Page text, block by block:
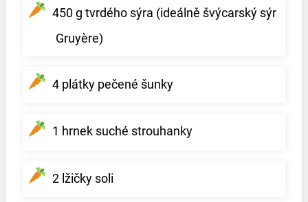
450 g tvrdého sýra (ideálně švýcarský sýr
Gruyère)
4 plátky pečené šunky
1 hrnek suché strouhanky
2 lžičky soli